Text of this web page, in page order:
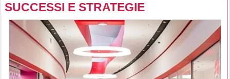
SUCCESSI E STRATEGIE